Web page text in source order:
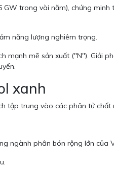
trong vài năm), chứng
năng lượng nghiêm trọng.
mạnh mẽ sản xuất ("N"). Giải
xanh
tập trung vào các phân tử
ngành phân bón rộng lớn của